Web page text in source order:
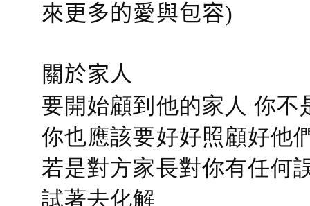
來更多的愛與包容)
關於家人
要開始顧到他的家人 你
你也應該要好好照顧好他
若是對方家長對你有任何
試著去化解